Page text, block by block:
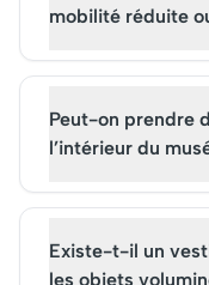
mobilité réduite
Peut-on prendre
l’intérieur du
Existe-t-il un
les objets